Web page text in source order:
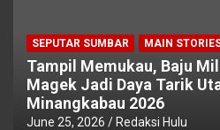
SEPUTAR SUMBAR MAIN
Tampil Memukau, Baju
Magek Jadi Daya Tarik
Minangkabau 2026
June 25, 2026 Redaksi Hulu